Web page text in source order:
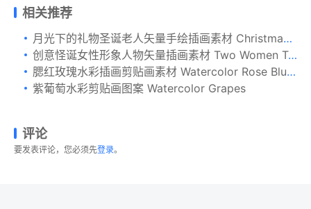
相关推荐
月光下的礼物圣诞老人矢量手绘插画素材 Christmas card with Santa Claus and Deer
创意怪诞女性形象人物矢量插画素材 Two Women Talking to a Fish vector illustration
腮红玫瑰水彩插画剪贴画素材 Watercolor Rose Blush design
紫葡萄水彩剪贴画图案 Watercolor Grapes
评论
要发表评论，您必须先登录。